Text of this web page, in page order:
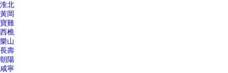
淮北
黃岡
寶雞
西樵
樂山
長壽
朝陽
咸寧